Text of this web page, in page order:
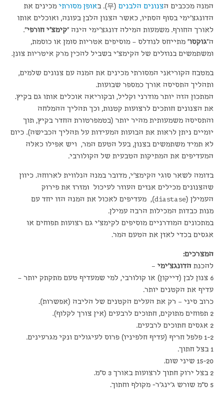
המנה מככבים הצנונים הלבנים (무). ב אופן מסורתי מכינים את
הדונגצ'ימי בסוף הסתיו, כאשר הצנון הלבן בעונה, ואוכלים אותו
לאורך החורף. משמעות המילה דונגצ'ימי הינה "קימצ'י חורפי".
ה"גוקסו" מתייחס לנודלס – מוסיפים אטריות סומן או כוסמת,
ומשתמשים בנוזלים של הקימצ'י בשביל להכין מרק איטריות צונן.
במטבח הקוריאני המסורתי מכינים את המנה עם צנונים שלמים,
ותהליך התסיסה אורך כמספר שבועות.
המתכון הזה יותר מודרני וקליל, ובקוריאה אוכלים אותו גם בקיץ.
את הצנונים חותכים לרצועות קטנות, וכך תהליך ההמלחה
והתסיסה משמעותית מהיר יותר (בטמפרטורת החדר בקיץ, תוך
יומיים ניתן לראות את הבועות המעידות על תהליך הכבישה). כיום
לא תמיד משתמשים בצנון, בעל הטעם המר, ויש אפילו כאלה
המעדיפים את המתיקות הטבעית של הקולורבי.
בדומה לשאר סוגי הקימצ'י, מדובר במנה הנלווית לארוחה. כיוון
שהצנונים מכילים אנזים העוזר לעיכול ומזרז את פירוק
העמילן (diastase), מעדיפים לאכול את המנה הזו יחד עם
מנות כבדות המכילות הרבה עמילן.
במתכונים המודרניים מוסיפים לקימצ'י גם רצועות תפוחים או
אגסים בכדי לאזן את הטעם המר.
המצרכים:
להכנת הדונגצ'ימי –
6 צנון לבן (דייקון) או קולורבי, למי שמעדיף טעם מתקתק יותר –
עדיף את הקטנים יותר.
כרוב סיני – רק את העלים הקטנים של הליבה (אפשרות).
2 תפוחים מתוקים, חתוכים לרבעים (אין צורך לקלוף).
2 אגסים חתוכים לרבעים.
1-2 פלפל חריף (עדיף חלפיניו) פרוס לעיגולים ונקי מגרעינים.
1 בצל חתוך.
15-20 שיני שום.
2 בצל ירוק חתוך לרצועות באורך 3 ס"מ.
5 ס"מ שורש ג'ינג'ר- מקולף וחתוך.